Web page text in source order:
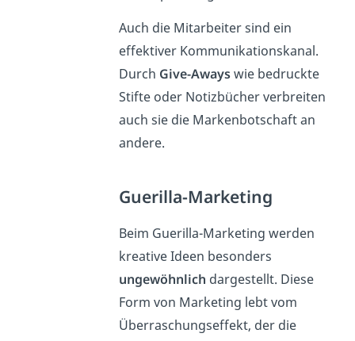
Auch die Mitarbeiter sind ein
effektiver Kommunikationskanal.
Durch Give-Awayswie bedruckte
Stifte oder Notizbücher verbreiten
auch sie die Markenbotschaft an
andere.
Guerilla-Marketing
Beim Guerilla-Marketing werden
kreative Ideen besonders
ungewöhnlich dargestellt. Diese
Form von Marketing lebt vom
Überraschungseffekt, der die